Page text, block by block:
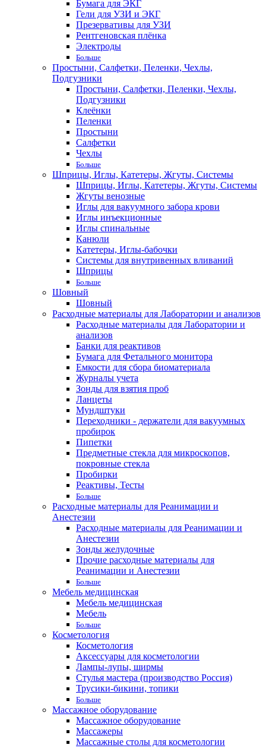
Бумага для ЭКГ
Гели для УЗИ и ЭКГ
Презервативы для УЗИ
Рентгеновская плёнка
Электроды
Больше
Простыни, Салфетки, Пеленки, Чехлы,
Подгузники
Простыни, Салфетки, Пеленки, Чехлы,
Подгузники
Клеёнки
Пеленки
Простыни
Салфетки
Чехлы
Больше
Шприцы, Иглы, Катетеры, Жгуты, Системы
Шприцы, Иглы, Катетеры, Жгуты, Системы
Жгуты венозные
Иглы для вакуумного забора крови
Иглы инъекционные
Иглы спинальные
Канюли
Катетеры, Иглы-бабочки
Системы для внутривенных вливаний
Шприцы
Больше
Шовный
Шовный
Расходные материалы для Лаборатории и анализов
Расходные материалы для Лаборатории и
анализов
Банки для реактивов
Бумага для Фетального монитора
Емкости для сбора биоматериала
Журналы учета
Зонды для взятия проб
Ланцеты
Мундштуки
Переходники - держатели для вакуумных
пробирок
Пипетки
Предметные стекла для микроскопов,
покровные стекла
Пробирки
Реактивы, Тесты
Больше
Расходные материалы для Реанимации и
Анестезии
Расходные материалы для Реанимации и
Анестезии
Зонды желудочные
Прочие расходные материалы для
Реанимации и Анестезии
Больше
Мебель медицинская
Мебель медицинская
Мебель
Больше
Косметология
Косметология
Аксессуары для косметологии
Лампы-лупы, ширмы
Стулья мастера (производство Россия)
Трусики-бикини, топики
Больше
Массажное оборудование
Массажное оборудование
Массажеры
Массажные столы для косметологии